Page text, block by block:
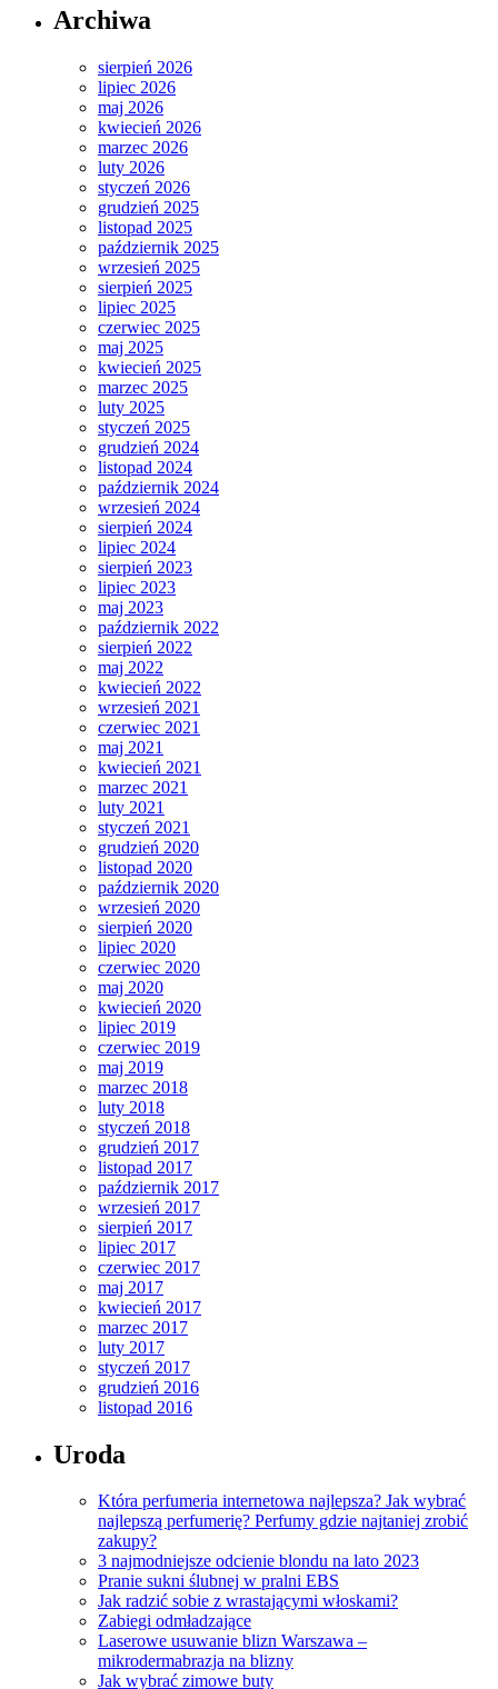
Archiwa
sierpień 2026
lipiec 2026
maj 2026
kwiecień 2026
marzec 2026
luty 2026
styczeń 2026
grudzień 2025
listopad 2025
październik 2025
wrzesień 2025
sierpień 2025
lipiec 2025
czerwiec 2025
maj 2025
kwiecień 2025
marzec 2025
luty 2025
styczeń 2025
grudzień 2024
listopad 2024
październik 2024
wrzesień 2024
sierpień 2024
lipiec 2024
sierpień 2023
lipiec 2023
maj 2023
październik 2022
sierpień 2022
maj 2022
kwiecień 2022
wrzesień 2021
czerwiec 2021
maj 2021
kwiecień 2021
marzec 2021
luty 2021
styczeń 2021
grudzień 2020
listopad 2020
październik 2020
wrzesień 2020
sierpień 2020
lipiec 2020
czerwiec 2020
maj 2020
kwiecień 2020
lipiec 2019
czerwiec 2019
maj 2019
marzec 2018
luty 2018
styczeń 2018
grudzień 2017
listopad 2017
październik 2017
wrzesień 2017
sierpień 2017
lipiec 2017
czerwiec 2017
maj 2017
kwiecień 2017
marzec 2017
luty 2017
styczeń 2017
grudzień 2016
listopad 2016
Uroda
Która perfumeria internetowa najlepsza? Jak wybrać
najlepszą perfumerię? Perfumy gdzie najtaniej zrobić
zakupy?
3 najmodniejsze odcienie blondu na lato 2023
Pranie sukni ślubnej w pralni EBS
Jak radzić sobie z wrastającymi włoskami?
Zabiegi odmładzające
Laserowe usuwanie blizn Warszawa –
mikrodermabrazja na blizny
Jak wybrać zimowe buty